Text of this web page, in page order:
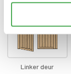
Linker deur